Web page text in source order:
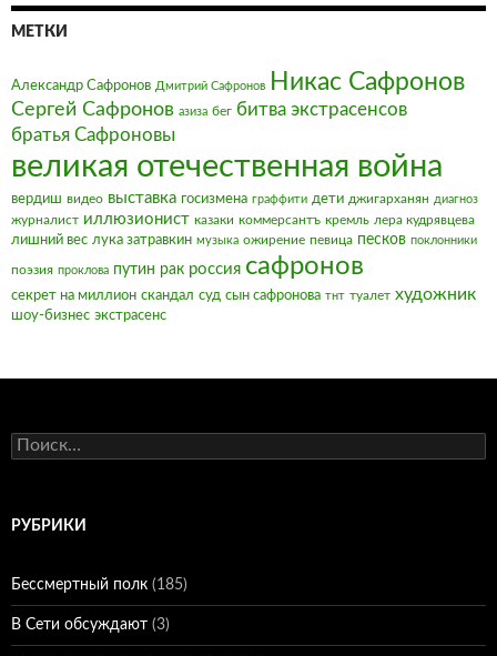
МЕТКИ
Александр Сафронов Дмитрий Сафронов Никас Сафронов
Сергей Сафронов азиза бег битва экстрасенсов
братья Сафроновы
великая отечественная война
вердиш видео выставка госизмена граффити дети джигарханян диагноз
журналист иллюзионист казаки коммерсантъ кремль лера кудрявцева
лишний вес лука затравкин музыка ожирение певица песков поклонники
поэзия проклова путин рак россия сафронов
секрет на миллион скандал суд сын сафронова тнт туалет художник
шоу-бизнес экстрасенс
Найти:
РУБРИКИ
Бессмертный полк (185)
В Сети обсуждают (3)